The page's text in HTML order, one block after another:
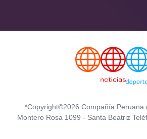
*Copyright©2026 Compañía Peruana
Montero Rosa 1099 - Santa Beatriz